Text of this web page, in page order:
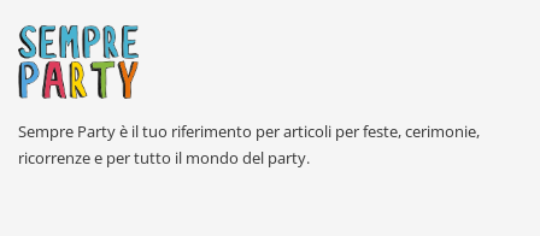
Sempre Party è il tuo riferimento per articoli per feste, cerimonie,
ricorrenze e per tutto il mondo del party.